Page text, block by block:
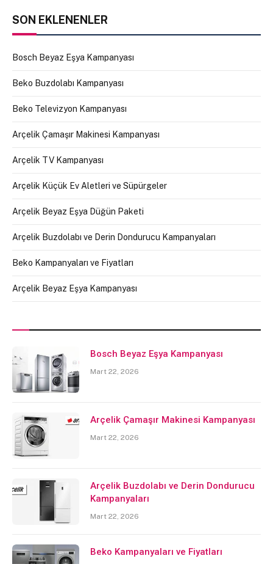
SON EKLENENLER
Bosch Beyaz Eşya Kampanyası
Beko Buzdolabı Kampanyası
Beko Televizyon Kampanyası
Arçelik Çamaşır Makinesi Kampanyası
Arçelik TV Kampanyası
Arçelik Küçük Ev Aletleri ve Süpürgeler
Arçelik Beyaz Eşya Düğün Paketi
Arçelik Buzdolabı ve Derin Dondurucu Kampanyaları
Beko Kampanyaları ve Fiyatları
Arçelik Beyaz Eşya Kampanyası
Bosch Beyaz Eşya Kampanyası
Mart 22, 2026
Arçelik Çamaşır Makinesi Kampanyası
Mart 22, 2026
Arçelik Buzdolabı ve Derin Dondurucu
Kampanyaları
Mart 22, 2026
Beko Kampanyaları ve Fiyatları